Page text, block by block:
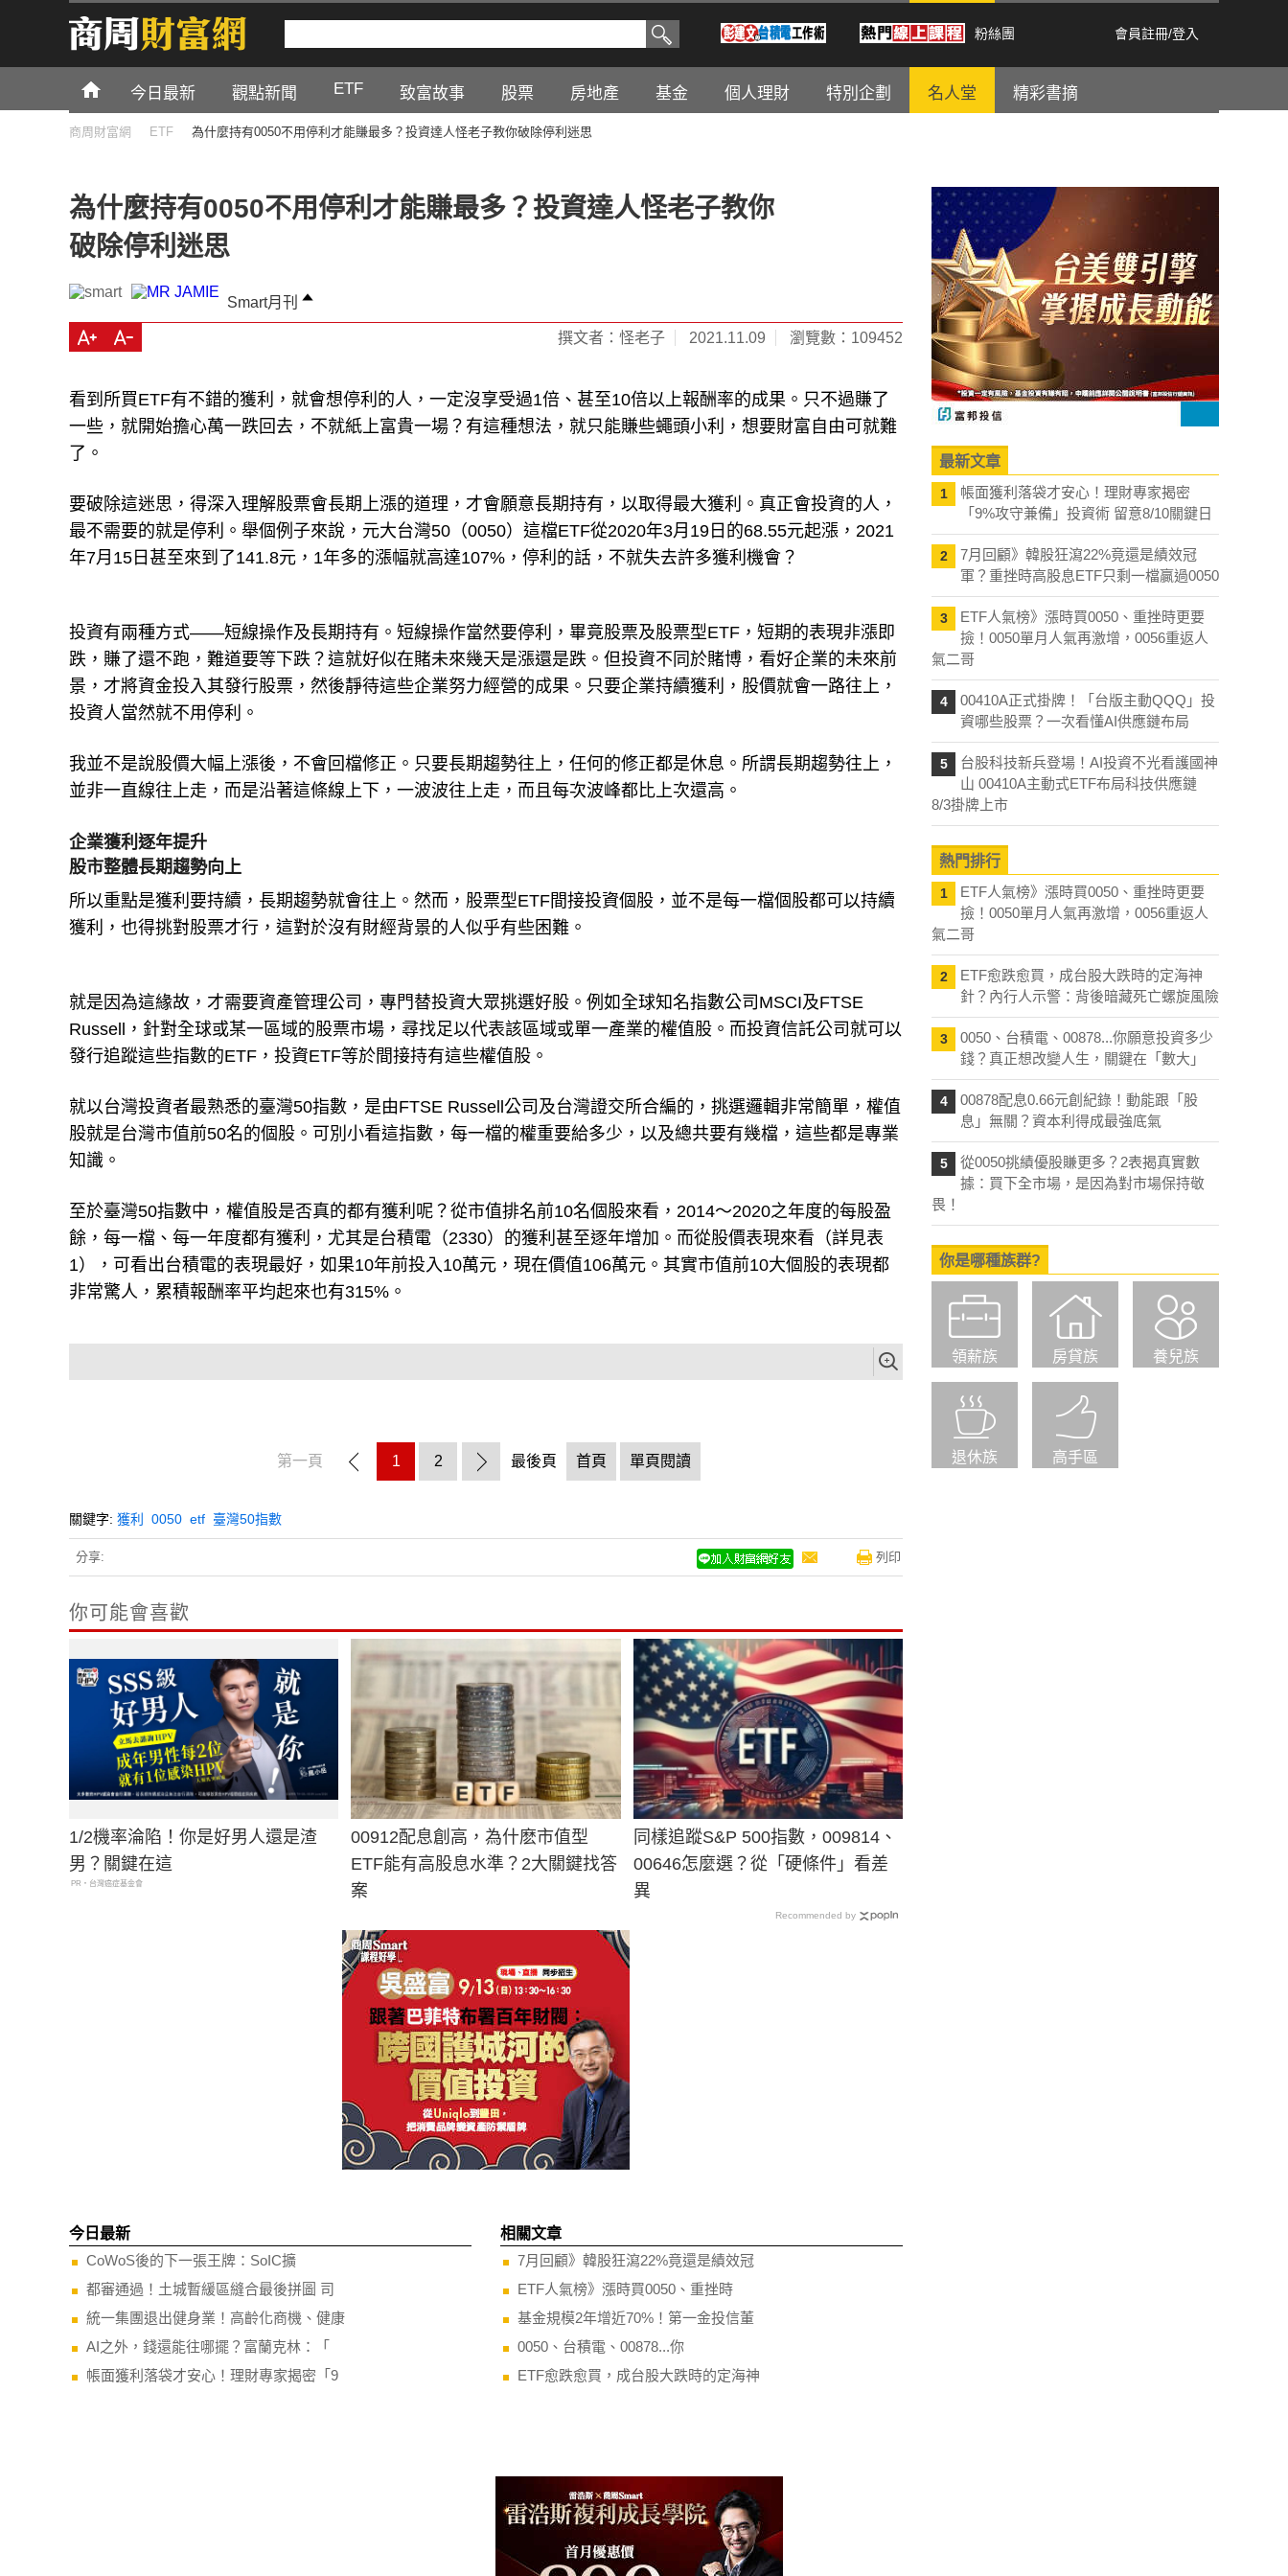
粉絲團 會員註冊/登入
今日最新 觀點新聞 ETF 致富故事 股票 房地產 基金 個人理財 特別企劃 名人堂 精彩書摘
商周財富網 ETF 為什麼持有0050不用停利才能賺最多？投資達人怪老子教你破除停利迷思
為什麼持有0050不用停利才能賺最多？投資達人怪老子教你
破除停利迷思
Smart月刊
撰文者：怪老子 2021.11.09 瀏覽數：109452
看到所買ETF有不錯的獲利，就會想停利的人，一定沒享受過1倍、甚至10倍以上報酬率的成果。只不過賺了
一些，就開始擔心萬一跌回去，不就紙上富貴一場？有這種想法，就只能賺些蠅頭小利，想要財富自由可就難
了。
要破除這迷思，得深入理解股票會長期上漲的道理，才會願意長期持有，以取得最大獲利。真正會投資的人，
最不需要的就是停利。舉個例子來說，元大台灣50（0050）這檔ETF從2020年3月19日的68.55元起漲，2021
年7月15日甚至來到了141.8元，1年多的漲幅就高達107%，停利的話，不就失去許多獲利機會？
投資有兩種方式——短線操作及長期持有。短線操作當然要停利，畢竟股票及股票型ETF，短期的表現非漲即
跌，賺了還不跑，難道要等下跌？這就好似在賭未來幾天是漲還是跌。但投資不同於賭博，看好企業的未來前
景，才將資金投入其發行股票，然後靜待這些企業努力經營的成果。只要企業持續獲利，股價就會一路往上，
投資人當然就不用停利。
我並不是說股價大幅上漲後，不會回檔修正。只要長期趨勢往上，任何的修正都是休息。所謂長期趨勢往上，
並非一直線往上走，而是沿著這條線上下，一波波往上走，而且每次波峰都比上次還高。
企業獲利逐年提升
股市整體長期趨勢向上
所以重點是獲利要持續，長期趨勢就會往上。然而，股票型ETF間接投資個股，並不是每一檔個股都可以持續
獲利，也得挑對股票才行，這對於沒有財經背景的人似乎有些困難。
就是因為這緣故，才需要資產管理公司，專門替投資大眾挑選好股。例如全球知名指數公司MSCI及FTSE
Russell，針對全球或某一區域的股票市場，尋找足以代表該區域或單一產業的權值股。而投資信託公司就可以
發行追蹤這些指數的ETF，投資ETF等於間接持有這些權值股。
就以台灣投資者最熟悉的臺灣50指數，是由FTSE Russell公司及台灣證交所合編的，挑選邏輯非常簡單，權值
股就是台灣市值前50名的個股。可別小看這指數，每一檔的權重要給多少，以及總共要有幾檔，這些都是專業
知識。
至於臺灣50指數中，權值股是否真的都有獲利呢？從市值排名前10名個股來看，2014～2020之年度的每股盈
餘，每一檔、每一年度都有獲利，尤其是台積電（2330）的獲利甚至逐年增加。而從股價表現來看（詳見表
1），可看出台積電的表現最好，如果10年前投入10萬元，現在價值106萬元。其實市值前10大個股的表現都
非常驚人，累積報酬率平均起來也有315%。
第一頁 1 2 最後頁 首頁 單頁閱讀
關鍵字: 獲利 0050 etf 臺灣50指數
分享: 列印
你可能會喜歡
1/2機率淪陷！你是好男人還是渣
男？關鍵在這
PR・台灣癌症基金會
00912配息創高，為什麽市值型
ETF能有高股息水準？2大關鍵找答
案
同樣追蹤S&P 500指數，009814、
00646怎麼選？從「硬條件」看差
異
Recommended by
今日最新
CoWoS後的下一張王牌：SoIC擴
都審通過！土城暫緩區縫合最後拼圖 司
統一集團退出健身業！高齡化商機、健康
AI之外，錢還能往哪擺？富蘭克林：「
帳面獲利落袋才安心！理財專家揭密「9
相關文章
7月回顧》韓股狂瀉22%竟還是績效冠
ETF人氣榜》漲時買0050、重挫時
基金規模2年增近70%！第一金投信董
0050、台積電、00878...你
ETF愈跌愈買，成台股大跌時的定海神
最新文章
1
帳面獲利落袋才安心！理財專家揭密
「9%攻守兼備」投資術 留意8/10關鍵日
2
7月回顧》韓股狂瀉22%竟還是績效冠
軍？重挫時高股息ETF只剩一檔贏過0050
3
ETF人氣榜》漲時買0050、重挫時更要
撿！0050單月人氣再激增，0056重返人
氣二哥
4
00410A正式掛牌！「台版主動QQQ」投
資哪些股票？一次看懂AI供應鏈布局
5
台股科技新兵登場！AI投資不光看護國神
山 00410A主動式ETF布局科技供應鏈
8/3掛牌上市
熱門排行
1
ETF人氣榜》漲時買0050、重挫時更要
撿！0050單月人氣再激增，0056重返人
氣二哥
2
ETF愈跌愈買，成台股大跌時的定海神
針？內行人示警：背後暗藏死亡螺旋風險
3
0050、台積電、00878...你願意投資多少
錢？真正想改變人生，關鍵在「數大」
4
00878配息0.66元創紀錄！動能跟「股
息」無關？資本利得成最強底氣
5
從0050挑績優股賺更多？2表揭真實數
據：買下全市場，是因為對市場保持敬
畏！
你是哪種族群?
領薪族 房貸族 養兒族
退休族 高手區